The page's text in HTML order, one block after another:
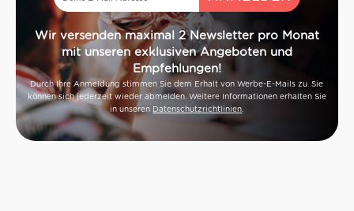
Wir versenden maximal 2 Newsletter pro Monat
mit unseren exklusiven Angeboten und
Empfehlungen!
Durch Ihre Anmeldung stimmen Sie dem Erhalt von Werbe-E-Mails zu. Sie
können sich jederzeit wieder abmelden. Weitere Informationen erhalten Sie
in unseren Datenschutzrichtlinien.